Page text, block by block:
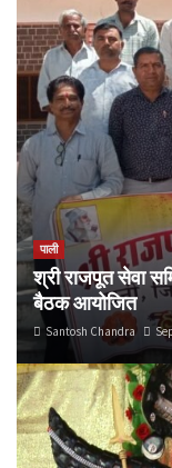
पाली
श्री राजपूत सेवा
बैठक आयोजित
Santosh Chandra